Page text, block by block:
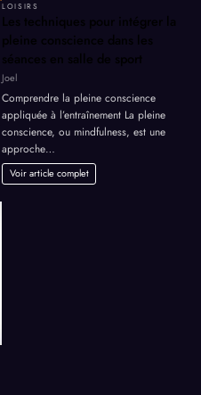
LOISIRS
Les techniques pour intégrer la
pleine conscience dans les
séances en salle de sport
Joel
Comprendre la pleine conscience
appliquée à l’entraînement La pleine
conscience, ou mindfulness, est une
approche…
Voir article complet